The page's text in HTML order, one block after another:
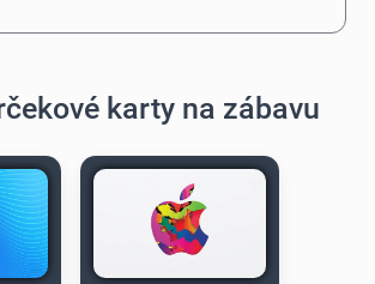
karty na zábavu